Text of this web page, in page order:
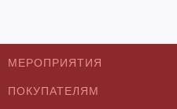
МЕРОПРИЯТИЯ
Концерты
ПОКУПАТЕЛЯМ